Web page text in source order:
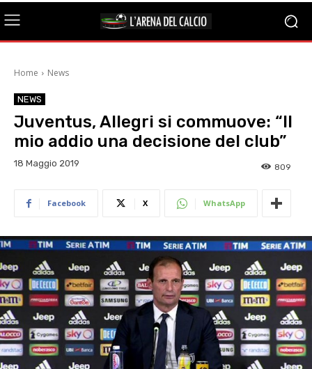
Home News
NEWS
Juventus, Allegri si commuove: “Il
mio addio una decisione del club”
18 Maggio 2019 809
Facebook X WhatsApp